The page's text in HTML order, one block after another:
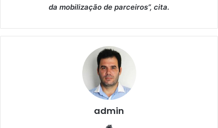
da mobilização de parceiros”, cita.
admin